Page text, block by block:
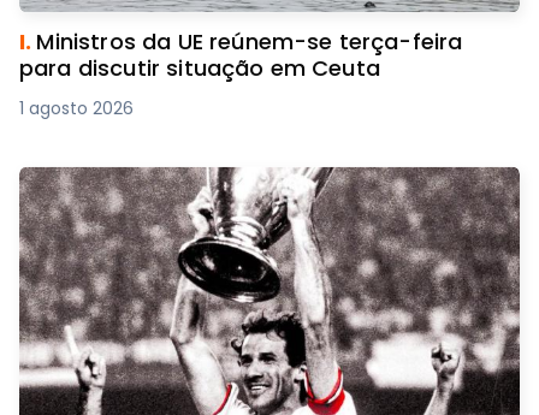
I. Ministros da UE reúnem-se terça-feira
para discutir situação em Ceuta
1 agosto 2026